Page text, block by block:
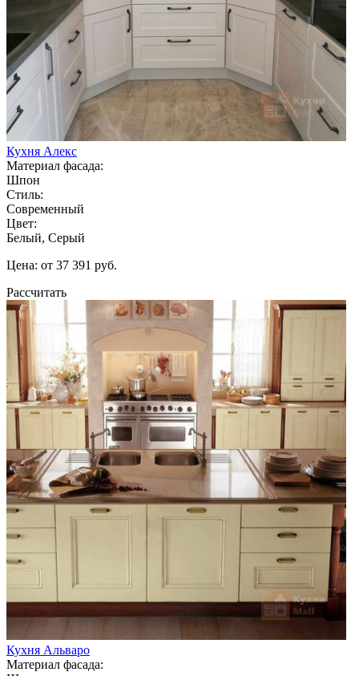
Кухня Алекс
Материал фасада:
Шпон
Стиль:
Современный
Цвет:
Белый, Серый
Цена: от 37 391 руб.
Рассчитать
Кухня Альваро
Материал фасада: